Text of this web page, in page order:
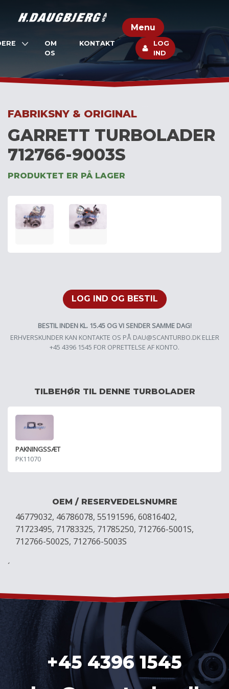
Menu
OM
OS
KONTAKT
LOG
IND
FABRIKSNY & ORIGINAL
GARRETT TURBOLADER
712766-9003S
PRODUKTET ER PÅ LAGER
LOG IND OG BESTIL
BESTIL INDEN KL. 15.45 OG VI SENDER SAMME DAG!
ERHVERSKUNDER KAN KONTAKTE OS PÅ DAU@SCANTURBO.DKELLER
+45 4396 1545 FOR OPRETTELSE AF KONTO.
TILBEHØR TIL DENNE TURBOLADER
PAKNINGSSÆT
PK11070
OEM / RESERVEDELSNUMRE
46779032, 46786078, 55191596, 60816402,
71723495, 71783325, 71785250, 712766-5001S,
712766-5002S, 712766-5003S
´
+45 4396 1545